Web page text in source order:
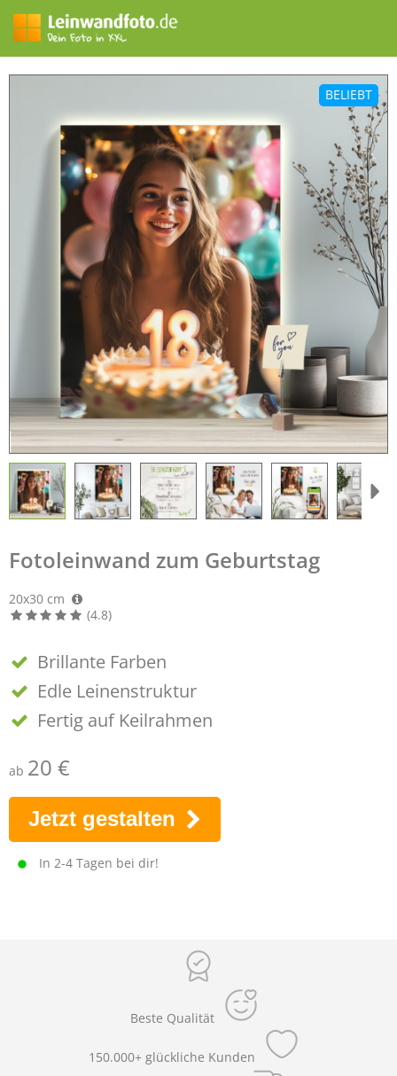
Fotoleinwand zum Geburtstag
20x30 cm
(4.8)
Brillante Farben
Edle Leinenstruktur
Fertig auf Keilrahmen
ab 20 €
Jetzt gestalten
In 2-4 Tagen bei dir!
Beste Qualität
150.000+ glückliche Kunden